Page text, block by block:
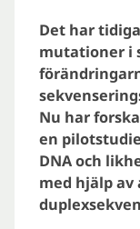
Det har
mutationer i
Nu har
en
DNA och
med hjälp av